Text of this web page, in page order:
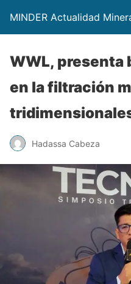
MINDER Actualidad
WWL, presenta
en la filtración
Hadassa Cabeza